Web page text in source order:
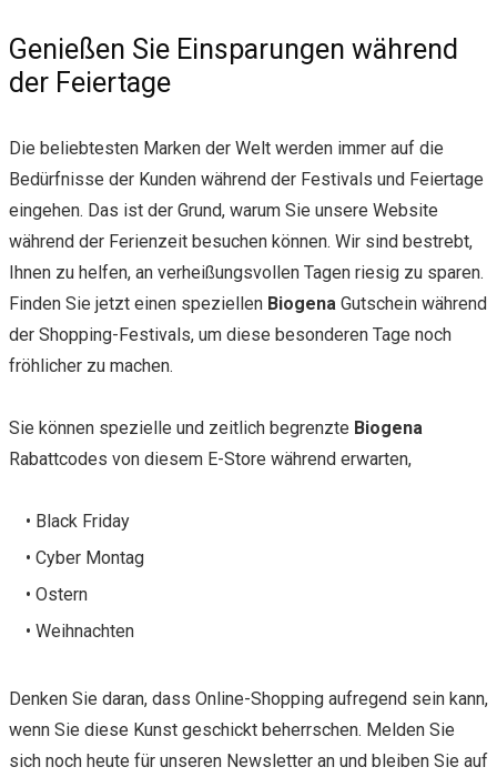
Genießen Sie Einsparungen während
der Feiertage
Die beliebtesten Marken der Welt werden immer auf die
Bedürfnisse der Kunden während der Festivals und Feiertage
eingehen. Das ist der Grund, warum Sie unsere Website
während der Ferienzeit besuchen können. Wir sind bestrebt,
Ihnen zu helfen, an verheißungsvollen Tagen riesig zu sparen.
Finden Sie jetzt einen speziellen Biogena Gutschein während
der Shopping-Festivals, um diese besonderen Tage noch
fröhlicher zu machen.
Sie können spezielle und zeitlich begrenzte Biogena
Rabattcodes von diesem E-Store während erwarten,
• Black Friday
• Cyber Montag
• Ostern
• Weihnachten
Denken Sie daran, dass Online-Shopping aufregend sein kann,
wenn Sie diese Kunst geschickt beherrschen. Melden Sie
sich noch heute für unseren Newsletter an und bleiben Sie auf